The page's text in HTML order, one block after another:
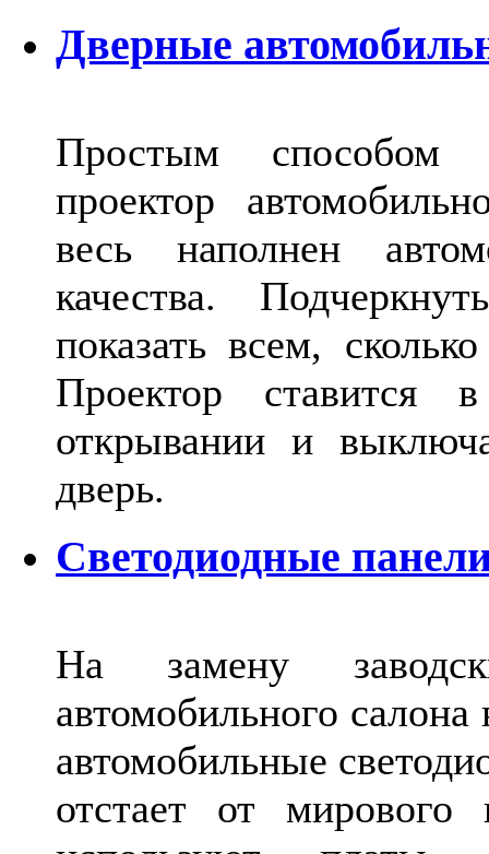
Дверные
Простым способом
проектор
весь наполнен
качества.
показать всем,
Проектор ставится
открывании и
дверь.
Светодиодные
На замену
автомобильного
автомобильные
отстает от